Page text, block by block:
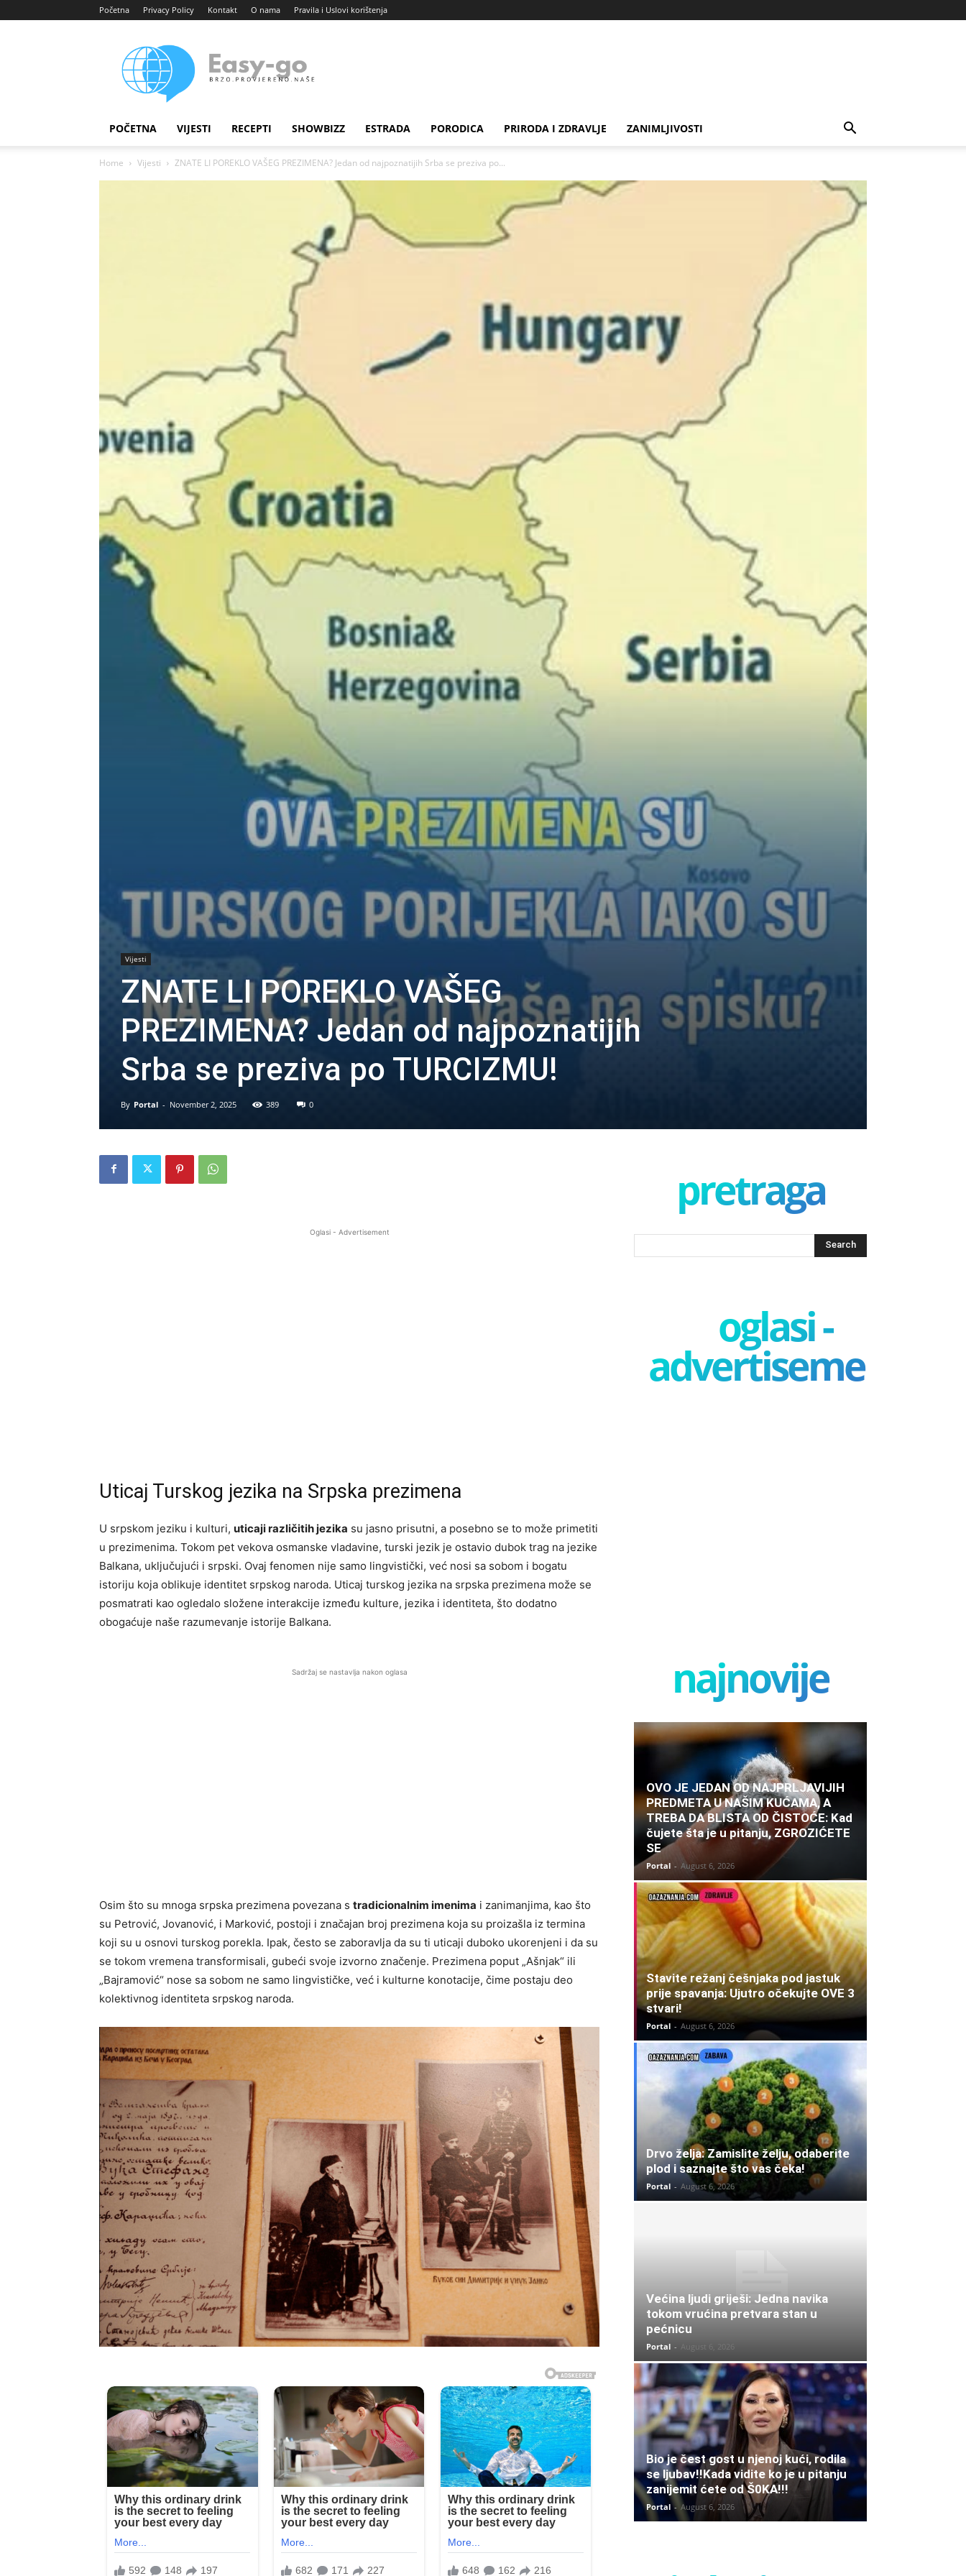
Početna Privacy Policy Kontakt O nama Pravila i Uslovi korištenja
portal
POČETNA VIJESTI RECEPTI SHOWBIZZ ESTRADA PORODICA PRIRODA I ZDRAVLJE ZANIMLJIVOSTI
Home Vijesti ZNATE LI POREKLO VAŠEG PREZIMENA? Jedan od najpoznatijih Srba se preziva po...
Vijesti
ZNATE LI POREKLO VAŠEG
PREZIMENA? Jedan od najpoznatijih
Srba se preziva po TURCIZMU!
By Portal - November 2, 2025 389 0
Oglasi - Advertisement
Uticaj Turskog jezika na Srpska prezimena
U srpskom jeziku i kulturi, uticaji različitih jezika su jasno prisutni, a posebno se to može primetiti
u prezimenima. Tokom pet vekova osmanske vladavine, turski jezik je ostavio dubok trag na jezike
Balkana, uključujući i srpski. Ovaj fenomen nije samo lingvistički, već nosi sa sobom i bogatu
istoriju koja oblikuje identitet srpskog naroda. Uticaj turskog jezika na srpska prezimena može se
posmatrati kao ogledalo složene interakcije između kulture, jezika i identiteta, što dodatno
obogaćuje naše razumevanje istorije Balkana.
Sadržaj se nastavlja nakon oglasa
Osim što su mnoga srpska prezimena povezana s tradicionalnim imenima i zanimanjima, kao što
su Petrović, Jovanović, i Marković, postoji i značajan broj prezimena koja su proizašla iz termina
koji su u osnovi turskog porekla. Ipak, često se zaboravlja da su ti uticaji duboko ukorenjeni i da su
se tokom vremena transformisali, gubeći svoje izvorno značenje. Prezimena poput „Ašnjak“ ili
„Bajramović“ nose sa sobom ne samo lingvističke, već i kulturne konotacije, čime postaju deo
kolektivnog identiteta srpskog naroda.
pretraga
oglasi -
advertisement
najnovije
OVO JE JEDAN OD NAJPRLJAVIJIH
PREDMETA U NAŠIM KUĆAMA, A
TREBA DA BLISTA OD ČISTOĆE: Kad
čujete šta je u pitanju, ZGROZIĆETE
SE
Portal - August 6, 2026
Stavite režanj češnjaka pod jastuk
prije spavanja: Ujutro očekujte OVE 3
stvari!
Portal - August 6, 2026
Drvo želja: Zamislite želju, odaberite
plod i saznajte što vas čeka!
Portal - August 6, 2026
Većina ljudi griješi: Jedna navika
tokom vrućina pretvara stan u
pećnicu
Portal - August 6, 2026
Bio je čest gost u njenoj kući, rodila
se ljubav!!Kada vidite ko je u pitanju
zanijemit ćete od Š0KA!!!
Portal - August 6, 2026